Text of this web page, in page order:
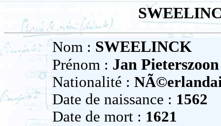
Nom : SWEELINCK
Prénom : Jan Pieterszoon
Nationalité :
Date de naissance : 1562
Date de mort : 1621